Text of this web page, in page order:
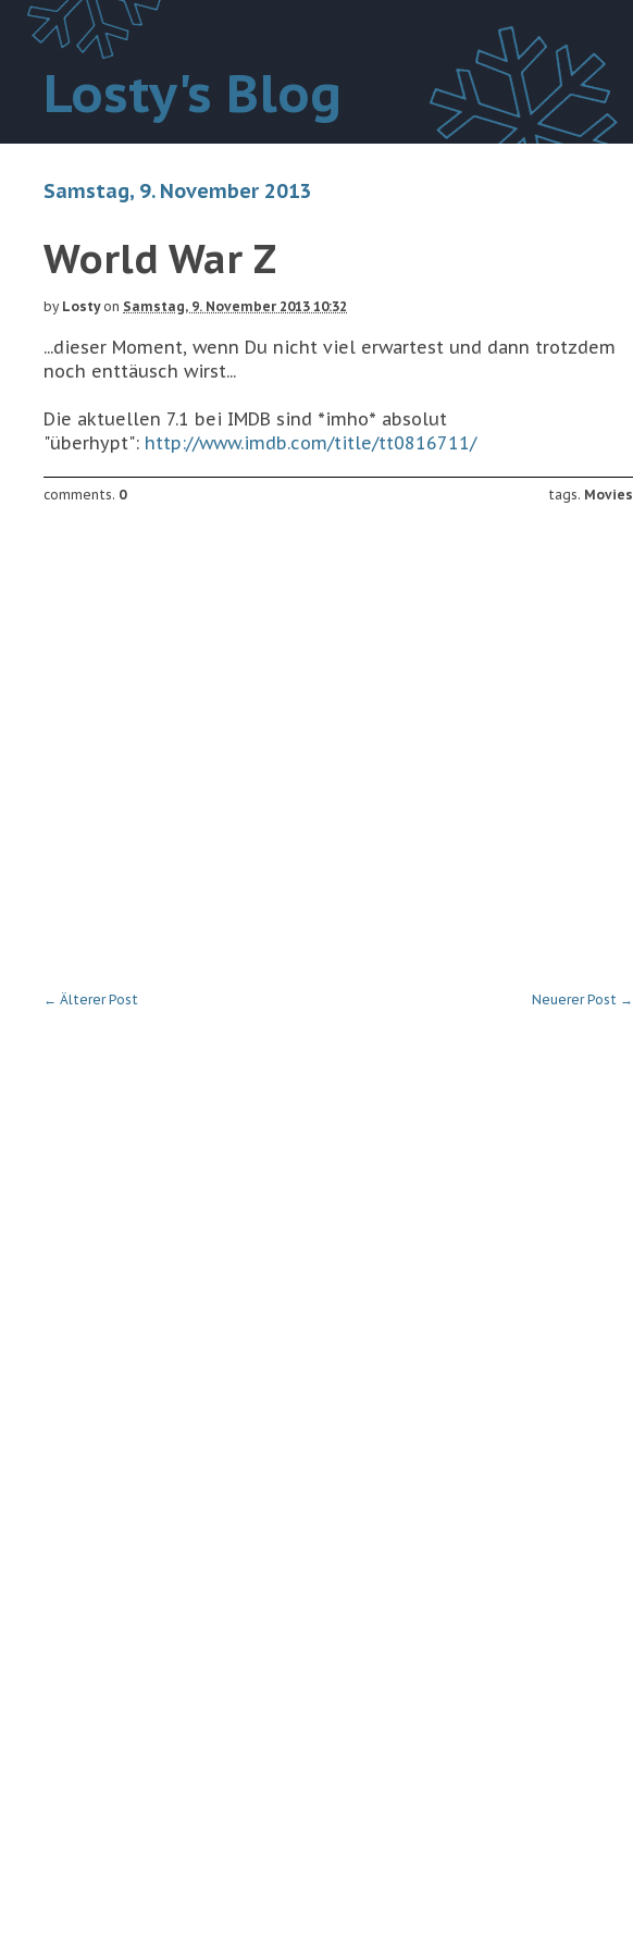
Losty's Blog
Samstag, 9. November 2013
World War Z
by Losty on Samstag, 9. November 2013 10:32
...dieser Moment, wenn Du nicht viel erwartest und dann trotzdem
noch enttäusch wirst...
Die aktuellen 7.1 bei IMDB sind *imho* absolut
"überhypt": http://www.imdb.com/title/tt0816711/
comments. 0 tags. Movies
← Älterer Post Neuerer Post →